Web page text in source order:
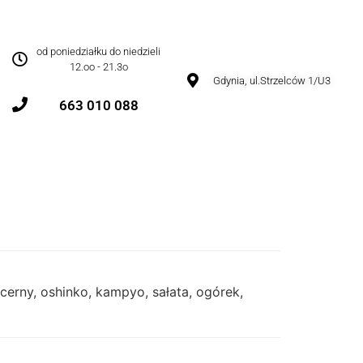
od poniedziałku do niedzieli
12.oo - 21.3o
663 010 088
Gdynia, ul.Strzelców 1/U3
oshinko, kampyo, sałata, ogórek,